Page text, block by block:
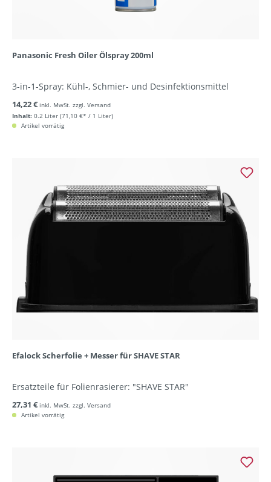
Panasonic Fresh Oiler Ölspray 200ml
3-in-1-Spray: Kühl-, Schmier- und Desinfektionsmittel
Inhalt: 0.2 Liter (71,10 €* / 1 Liter)
14,22 € inkl. MwSt. zzgl. Versand
Artikel vorrätig
Efalock Scherfolie + Messer für SHAVE STAR
Ersatzteile für Folienrasierer: "SHAVE STAR"
27,31 € inkl. MwSt. zzgl. Versand
Artikel vorrätig